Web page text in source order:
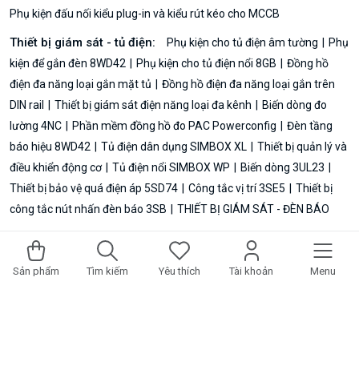
Sản phẩm Tìm kiếm Yêu thích Tài khoản Menu
Phụ kiện đấu nối kiểu plug-in và kiểu rút kéo cho MCCB
Thiết bị giám sát - tủ điện: Phụ kiện cho tủ điện âm tường
Phụ
kiện để gắn đèn 8WD42
Phụ kiện cho tủ điện nổi 8GB
Đồng hồ
điện đa năng loại gắn mặt tủ
Đồng hồ điện đa năng loại gắn trên
DIN rail
Thiết bị giám sát điện năng loại đa kênh
Biến dòng đo
lường 4NC
Phần mềm đồng hồ đo PAC Powerconfig
Đèn tầng
báo hiệu 8WD42
Tủ điện dân dụng SIMBOX XL
Thiết bị quản lý và
điều khiển động cơ
Tủ điện nổi SIMBOX WP
Biến dòng 3UL23
Thiết bị bảo vệ quá điện áp 5SD74
Công tắc vị trí 3SE5
Thiết bị
công tắc nút nhấn đèn báo 3SB
THIẾT BỊ GIÁM SÁT - ĐÈN BÁO
© 2026 PLCSIEMENS.VN | ĐẠI LÝ PHÂN PHỐI SIEMENS TẠI VIỆT